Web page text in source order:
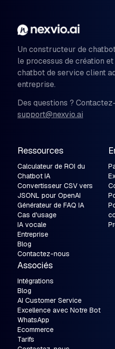
Un constructeur de
le processus de création
chatbot de service client
entreprise.
Des questions ?
support@nexvio.ai
Ressources
Calculateur de ROI du
Chatbot IA
Convertisseur CSV vers
JSONL pour OpenAI
Générateur de FAQ IA
Cas d'usage
IA vocale
Entreprise
Blog
Contactez-nous
Associés
Intégrations
Blog
AI Customer Service
Excellence avec Notre Bot
WhatsApp
Ecommerce
Tarifs